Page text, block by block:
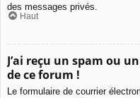
des messages privés.
Haut
J’ai reçu un spam ou
de ce forum !
Le formulaire de courrier